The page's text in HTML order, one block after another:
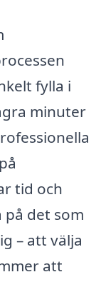
fylla i
minuter
tid och
det som
– att välja
att